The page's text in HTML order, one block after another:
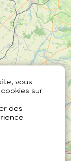
vous
sur
des